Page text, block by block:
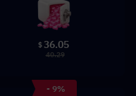
$36.05
40.29
- 9%